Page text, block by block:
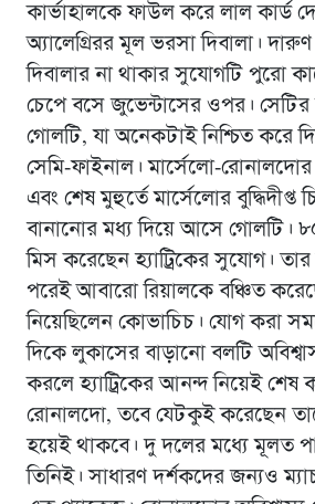
কার্ভাহালকে ফাউল করে লাল কার্ড
অ্যালেগ্রিরর মূল ভরসা দিবালা। দারুণ
দিবালার না থাকার সুযোগটি পুরো
চেপে বসে জুভেন্টাসের ওপর।
গোলটি, যা অনেকটাই নিশ্চিত করে
সেমি-ফাইনাল। মার্সেলো-
এবং শেষ মুহুর্তে মার্সেলোর
বানানোর মধ্য দিয়ে আসে গোলটি।
মিস করেছেন হ্যাট্রিকের সুযোগ।
পরেই আবারো রিয়ালকে বঞ্চিত
নিয়েছিলেন কোভাচিচ। যোগ করা
দিকে লুকাসের বাড়ানো বলটি
করলে হ্যাট্রিকের আনন্দ নিয়েই শেষ
রোনালদো, তবে যেটকুই করেছেন
হয়েই থাকবে। দু দলের মধ্যে মূলত
তিনিই। সাধারণ দর্শকদের জন্যও